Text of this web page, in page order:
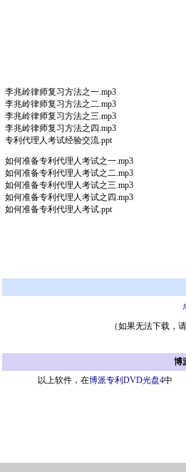
李兆岭律师复习方法之一.mp3
李兆岭律师复习方法之二.mp3
李兆岭律师复习方法之三.mp3
李兆岭律师复习方法之四.mp3
专利代理人考试经验交流.ppt
如何准备专利代理人考试之一.mp3
如何准备专利代理人考试之二.mp3
如何准备专利代理人考试之三.mp3
如何准备专利代理人考试之四.mp3
如何准备专利代理人考试.ppt
（如果无法下载，
博
以上软件，在博派专利DVD光盘4中